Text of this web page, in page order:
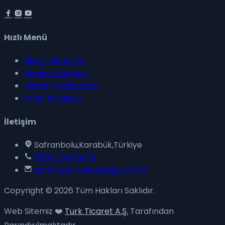
Hızlı Menü
Blog - Haberler
Banka Hesapları
Hizmet Sözleşmesi
KVKK Politikası
İletişim
Safranbolu,Karabük,Türkiye
0850 304 54 73
admin@furkanuludag.com.tr
Copyright © 2026 Tüm Hakları Saklıdır.
Web Sitemiz ❤️ Turk Ticaret A.Ş. Tarafından